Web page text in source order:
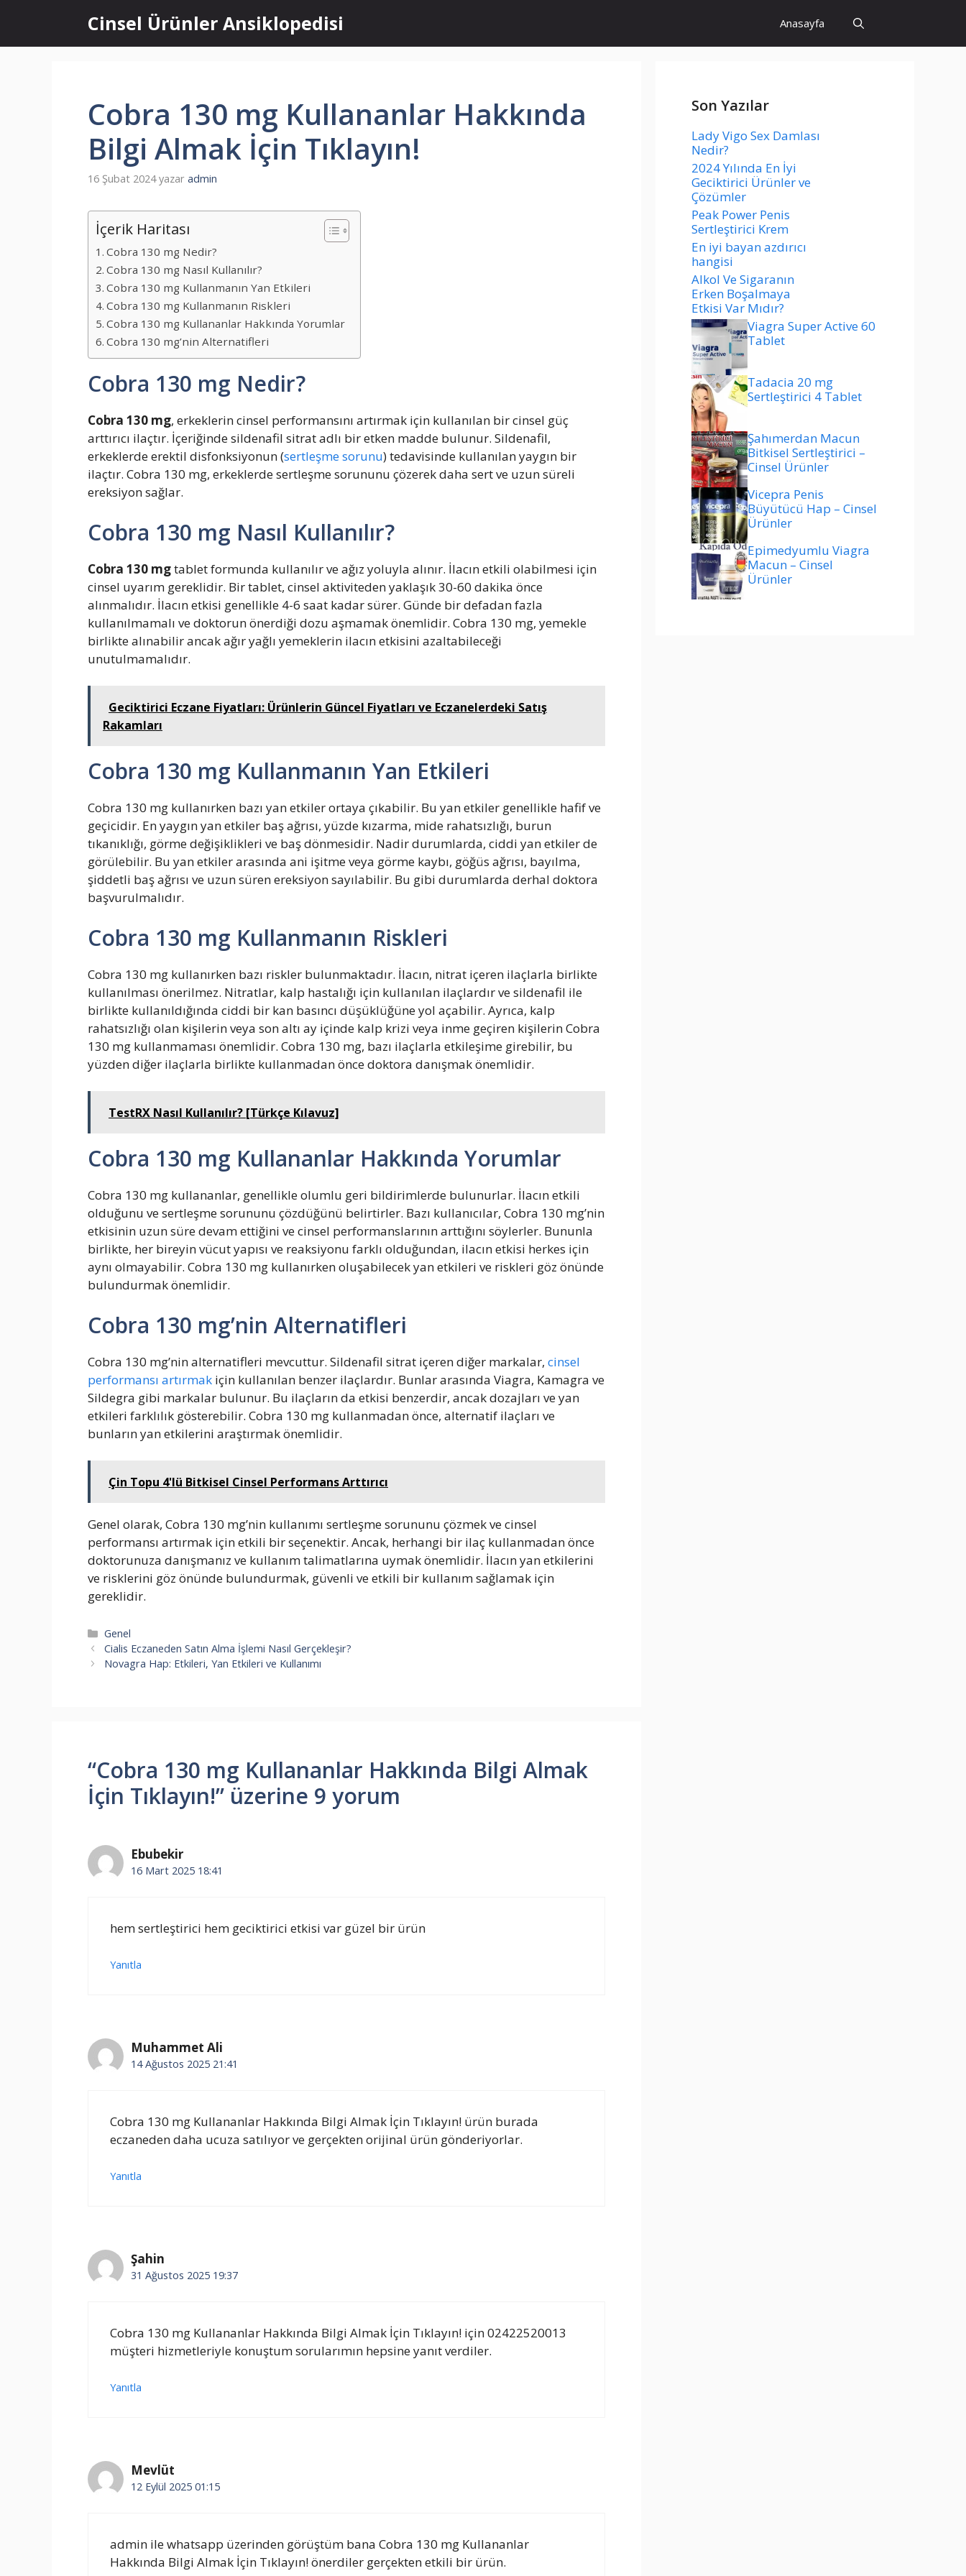
Cinsel Ürünler Ansiklopedisi Anasayfa
Cobra 130 mg Kullananlar Hakkında
Bilgi Almak İçin Tıklayın!
16 Şubat 2024 yazar admin
İçerik Haritası
Cobra 130 mg Nedir?
Cobra 130 mg Nasıl Kullanılır?
Cobra 130 mg Kullanmanın Yan Etkileri
Cobra 130 mg Kullanmanın Riskleri
Cobra 130 mg Kullananlar Hakkında Yorumlar
Cobra 130 mg’nin Alternatifleri
Cobra 130 mg Nedir?
Cobra 130 mg, erkeklerin cinsel performansını artırmak için kullanılan bir cinsel güç
arttırıcı ilaçtır. İçeriğinde sildenafil sitrat adlı bir etken madde bulunur. Sildenafil,
erkeklerde erektil disfonksiyonun (sertleşme sorunu) tedavisinde kullanılan yaygın bir
ilaçtır. Cobra 130 mg, erkeklerde sertleşme sorununu çözerek daha sert ve uzun süreli
ereksiyon sağlar.
Cobra 130 mg Nasıl Kullanılır?
Cobra 130 mgtablet formunda kullanılır ve ağız yoluyla alınır. İlacın etkili olabilmesi için
cinsel uyarım gereklidir. Bir tablet, cinsel aktiviteden yaklaşık 30-60 dakika önce
alınmalıdır. İlacın etkisi genellikle 4-6 saat kadar sürer. Günde bir defadan fazla
kullanılmamalı ve doktorun önerdiği dozu aşmamak önemlidir. Cobra 130 mg, yemekle
birlikte alınabilir ancak ağır yağlı yemeklerin ilacın etkisini azaltabileceği
unutulmamalıdır.
Geciktirici Eczane Fiyatları: Ürünlerin Güncel Fiyatları ve Eczanelerdeki Satış
Rakamları
Cobra 130 mg Kullanmanın Yan Etkileri
Cobra 130 mg kullanırken bazı yan etkiler ortaya çıkabilir. Bu yan etkiler genellikle hafif ve
geçicidir. En yaygın yan etkiler baş ağrısı, yüzde kızarma, mide rahatsızlığı, burun
tıkanıklığı, görme değişiklikleri ve baş dönmesidir. Nadir durumlarda, ciddi yan etkiler de
görülebilir. Bu yan etkiler arasında ani işitme veya görme kaybı, göğüs ağrısı, bayılma,
şiddetli baş ağrısı ve uzun süren ereksiyon sayılabilir. Bu gibi durumlarda derhal doktora
başvurulmalıdır.
Cobra 130 mg Kullanmanın Riskleri
Cobra 130 mg kullanırken bazı riskler bulunmaktadır. İlacın, nitrat içeren ilaçlarla birlikte
kullanılması önerilmez. Nitratlar, kalp hastalığı için kullanılan ilaçlardır ve sildenafil ile
birlikte kullanıldığında ciddi bir kan basıncı düşüklüğüne yol açabilir. Ayrıca, kalp
rahatsızlığı olan kişilerin veya son altı ay içinde kalp krizi veya inme geçiren kişilerin Cobra
130 mg kullanmaması önemlidir. Cobra 130 mg, bazı ilaçlarla etkileşime girebilir, bu
yüzden diğer ilaçlarla birlikte kullanmadan önce doktora danışmak önemlidir.
TestRX Nasıl Kullanılır? [Türkçe Kılavuz]
Cobra 130 mg Kullananlar Hakkında Yorumlar
Cobra 130 mg kullananlar, genellikle olumlu geri bildirimlerde bulunurlar. İlacın etkili
olduğunu ve sertleşme sorununu çözdüğünü belirtirler. Bazı kullanıcılar, Cobra 130 mg’nin
etkisinin uzun süre devam ettiğini ve cinsel performanslarının arttığını söylerler. Bununla
birlikte, her bireyin vücut yapısı ve reaksiyonu farklı olduğundan, ilacın etkisi herkes için
aynı olmayabilir. Cobra 130 mg kullanırken oluşabilecek yan etkileri ve riskleri göz önünde
bulundurmak önemlidir.
Cobra 130 mg’nin Alternatifleri
Cobra 130 mg’nin alternatifleri mevcuttur. Sildenafil sitrat içeren diğer markalar, cinsel
performansı artırmak için kullanılan benzer ilaçlardır. Bunlar arasında Viagra, Kamagra ve
Sildegra gibi markalar bulunur. Bu ilaçların da etkisi benzerdir, ancak dozajları ve yan
etkileri farklılık gösterebilir. Cobra 130 mg kullanmadan önce, alternatif ilaçları ve
bunların yan etkilerini araştırmak önemlidir.
Çin Topu 4'lü Bitkisel Cinsel Performans Arttırıcı
Genel olarak, Cobra 130 mg’nin kullanımı sertleşme sorununu çözmek ve cinsel
performansı artırmak için etkili bir seçenektir. Ancak, herhangi bir ilaç kullanmadan önce
doktorunuza danışmanız ve kullanım talimatlarına uymak önemlidir. İlacın yan etkilerini
ve risklerini göz önünde bulundurmak, güvenli ve etkili bir kullanım sağlamak için
gereklidir.
Kategoriler
Genel
Cialis Eczaneden Satın Alma İşlemi Nasıl Gerçekleşir?
Novagra Hap: Etkileri, Yan Etkileri ve Kullanımı
“Cobra 130 mg Kullananlar Hakkında Bilgi Almak
İçin Tıklayın!” üzerine 9 yorum
Ebubekir
16 Mart 2025 18:41
hem sertleştirici hem geciktirici etkisi var güzel bir ürün
Yanıtla
Muhammet Ali
14 Ağustos 2025 21:41
Cobra 130 mg Kullananlar Hakkında Bilgi Almak İçin Tıklayın! ürün burada
eczaneden daha ucuza satılıyor ve gerçekten orijinal ürün gönderiyorlar.
Yanıtla
Şahin
31 Ağustos 2025 19:37
Cobra 130 mg Kullananlar Hakkında Bilgi Almak İçin Tıklayın! için 02422520013
müşteri hizmetleriyle konuştum sorularımın hepsine yanıt verdiler.
Yanıtla
Mevlüt
12 Eylül 2025 01:15
admin ile whatsapp üzerinden görüştüm bana Cobra 130 mg Kullananlar
Hakkında Bilgi Almak İçin Tıklayın! önerdiler gerçekten etkili bir ürün.
Son Yazılar
Lady Vigo Sex Damlası
Nedir?
2024 Yılında En İyi
Geciktirici Ürünler ve
Çözümler
Peak Power Penis
Sertleştirici Krem
En iyi bayan azdırıcı
hangisi
Alkol Ve Sigaranın
Erken Boşalmaya
Etkisi Var Mıdır?
Viagra Super Active 60
Tablet
Tadacia 20 mg
Sertleştirici 4 Tablet
Şahımerdan Macun
Bitkisel Sertleştirici –
Cinsel Ürünler
Vicepra Penis
Büyütücü Hap – Cinsel
Ürünler
Epimedyumlu Viagra
Macun – Cinsel
Ürünler